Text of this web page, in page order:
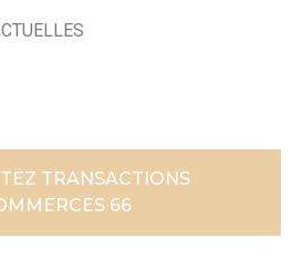
TRANSACTIONS
66